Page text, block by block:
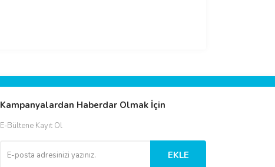
Kampanyalardan Haberdar Olmak İçin
E-Bültene Kayıt Ol
EKLE